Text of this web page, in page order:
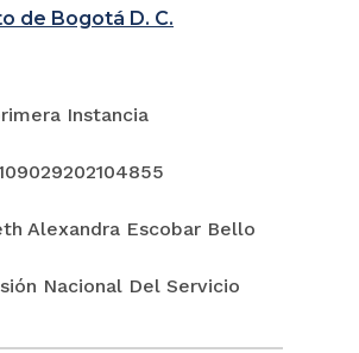
de Bogotá D. C.
Instancia
Alexandra Escobar Bello
Nacional Del Servicio